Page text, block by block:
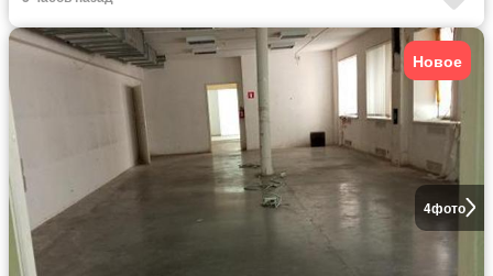
4фото
Новое